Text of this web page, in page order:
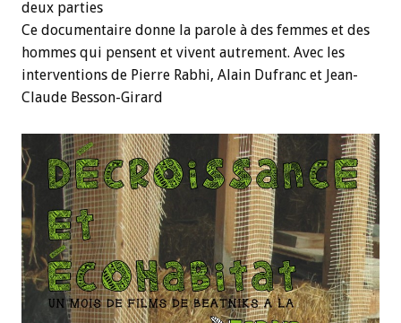
deux parties
Ce documentaire donne la parole à des femmes et des
hommes qui pensent et vivent autrement. Avec les
interventions de Pierre Rabhi, Alain Dufranc et Jean-
Claude Besson-Girard